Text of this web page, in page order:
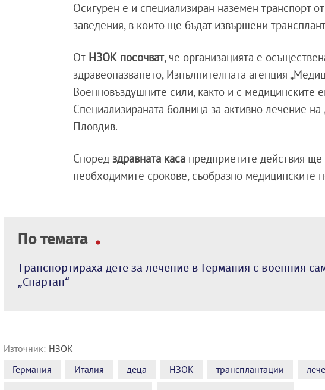
Осигурен е и специализиран наземен транспорт
заведения, в които ще бъдат извършени
От НЗОК посочват, че организацията е
здравеопазването, Изпълнителната агенция
Военновъздушните сили, както и с
Специализираната болница за активно лечение
Пловдив.
Според здравната каса предприетите действия ще
необходимите срокове, съобразно медицинските
По темата
Транспортираха дете за лечение в Германия с военния
„Спартан“
Източник: НЗОК
Германия
Италия деца НЗОК трансплантации